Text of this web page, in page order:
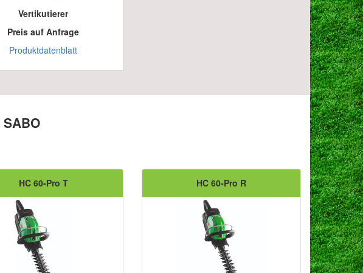
Vertikutierer
Preis auf Anfrage
Produktdatenblatt
SABO
HC 60-Pro T HC 60-Pro R